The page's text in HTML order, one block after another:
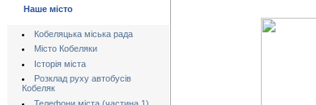
Наше місто
Кобеляцька міська рада
Місто Кобеляки
Історія міста
Розклад руху автобусів
Кобеляк
Телефони міста (частина 1)